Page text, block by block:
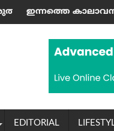
പോലീസ്
സ്റ്റേഷൻ' നിലവില്‍
15
EDITORIAL